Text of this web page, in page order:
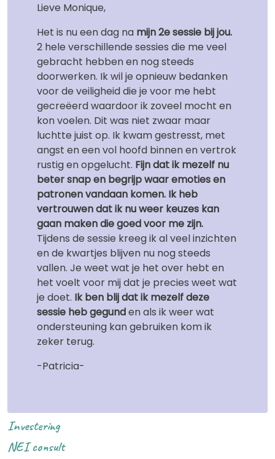
Lieve Monique,
Het is nu een dag na mijn 2e sessie bij jou.
2 hele verschillende sessies die me veel
gebracht hebben en nog steeds
doorwerken. Ik wil je opnieuw bedanken
voor de veiligheid die je voor me hebt
gecreëerd waardoor ik zoveel mocht en
kon voelen. Dit was niet zwaar maar
luchtte juist op. Ik kwam gestresst, met
angst en een vol hoofd binnen en vertrok
rustig en opgelucht. Fijn dat ik mezelf nu
beter snap en begrijp waar emoties en
patronen vandaan komen. Ik heb
vertrouwen dat ik nu weer keuzes kan
gaan maken die goed voor me zijn.
Tijdens de sessie kreeg ik al veel inzichten
en de kwartjes blijven nu nog steeds
vallen. Je weet wat je het over hebt en
het voelt voor mij dat je precies weet wat
je doet. Ik ben blij dat ik mezelf deze
sessie heb gegunden als ik weer wat
ondersteuning kan gebruiken kom ik
zeker terug.
-Patricia-
Investering
NEI consult